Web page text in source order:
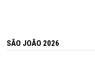
SÃO JOÃO 2026